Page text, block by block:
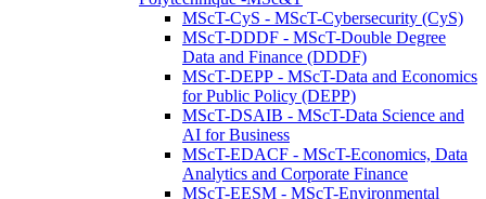
MScT-CyS - MScT-Cybersecurity (CyS)
MScT-DDDF - MScT-Double Degree
Data and Finance (DDDF)
MScT-DEPP - MScT-Data and Economics
for Public Policy (DEPP)
MScT-DSAIB - MScT-Data Science and
AI for Business
MScT-EDACF - MScT-Economics, Data
Analytics and Corporate Finance
MScT-EESM - MScT-Environmental